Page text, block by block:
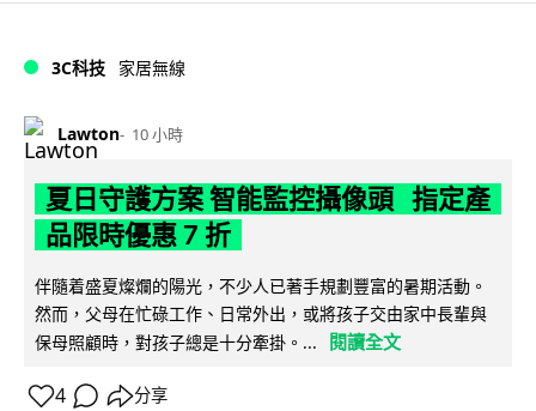
3C科技 家居無線
Lawton 10 小時
夏日守護方案 智能監控攝像頭 指定產
品限時優惠 7 折
伴隨着盛夏燦爛的陽光，不少人已著手規劃豐富的暑期活動。
然而，父母在忙碌工作、日常外出，或將孩子交由家中長輩與
保母照顧時，對孩子總是十分牽掛。...
閱讀全文
4 分享